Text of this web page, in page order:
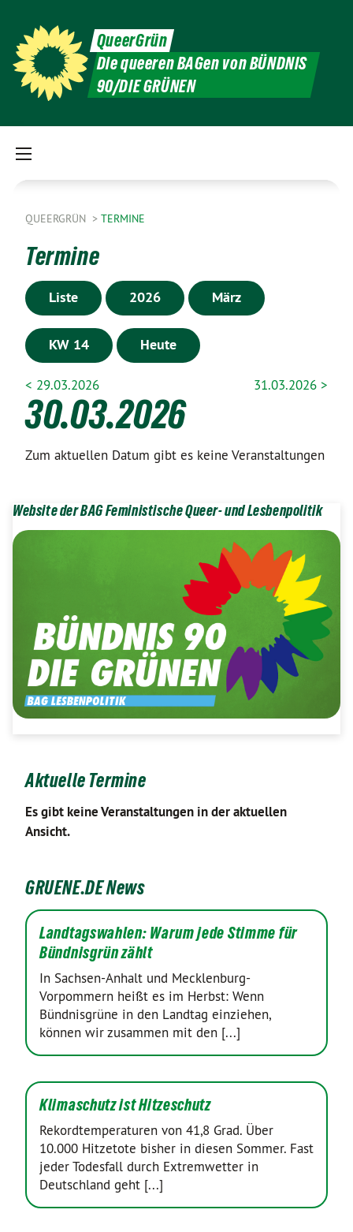
QueerGrün
Die queeren BAGen von BÜNDNIS
90/DIE GRÜNEN
QUEERGRÜN TERMINE
Termine
Liste 2026 März
KW 14 Heute
< 29.03.2026 31.03.2026 >
30.03.2026
Zum aktuellen Datum gibt es keine Veranstaltungen
Website der BAG Feministische Queer- und Lesbenpolitik
Aktuelle Termine
Es gibt keine Veranstaltungen in der aktuellen
Ansicht.
GRUENE.DE News
Landtagswahlen: Warum jede Stimme für
Bündnisgrün zählt
In Sachsen-Anhalt und Mecklenburg-
Vorpommern heißt es im Herbst: Wenn
Bündnisgrüne in den Landtag einziehen,
können wir zusammen mit den [...]
Klimaschutz ist Hitzeschutz
Rekordtemperaturen von 41,8 Grad. Über
10.000 Hitzetote bisher in diesen Sommer. Fast
jeder Todesfall durch Extremwetter in
Deutschland geht [...]